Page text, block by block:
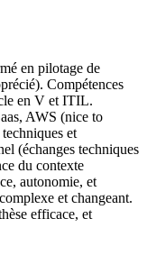
en pilotage de
Compétences
en V et ITIL.
AWS (nice to
et
(échanges techniques
du contexte
autonomie, et
et changeant.
efficace, et